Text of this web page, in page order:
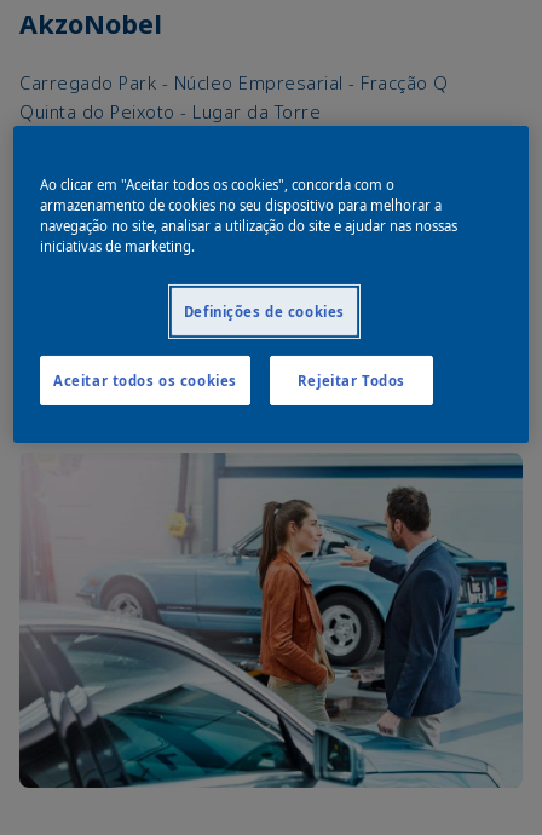
AkzoNobel
Carregado Park - Núcleo Empresarial - Fracção Q
Quinta do Peixoto - Lugar da Torre
Contactar agora
Nuno Andrade Tomé
T:+351 961 036 072
Email:Nuno.andrade@akzonobel.com
Ao clicar em "Aceitar todos os cookies", concorda com o
armazenamento de cookies no seu dispositivo para melhorar a
navegação no site, analisar a utilização do site e ajudar nas nossas
iniciativas de marketing.
Definições de cookies
Rejeitar Todos
Aceitar todos os cookies